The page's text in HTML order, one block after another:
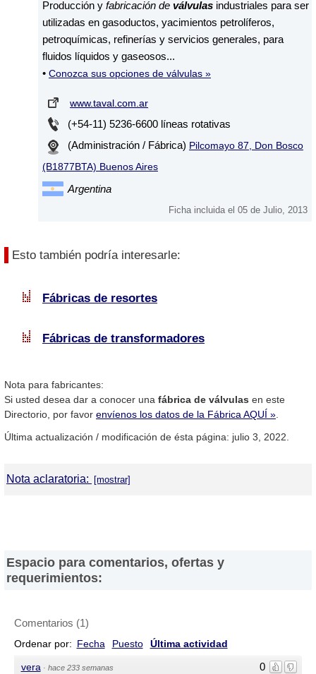
Producción y fabricación de válvulas industriales para ser
utilizadas en gasoductos, yacimientos petrolíferos,
petroquímicas, refinerías y servicios generales, para
fluidos líquidos y gaseosos...
• Conozca sus opciones de válvulas »
www.taval.com.ar
(+54-11) 5236-6600 líneas rotativas
(Administración / Fábrica) Pilcomayo 87, Don Bosco
(B1877BTA) Buenos Aires
Argentina
Ficha incluida el 05 de Julio, 2013
Esto también podría interesarle:
Fábricas de resortes
Fábricas de transformadores
Nota para fabricantes:
Si usted desea dar a conocer una fábrica de válvulas en este
Directorio, por favor envíenos los datos de la Fábrica AQUÍ ».
Última actualización / modificación de ésta página: julio 3, 2022.
Nota aclaratoria:
servicios ofrecidos por éstas. Asimismo, se advierte que las
direcciones, números de teléfono y fax y otros datos de contacto
Espacio para comentarios, ofertas y
requerimientos:
Comentarios (1)
Ordenar por: Fecha Puesto Última actividad
0
vera · hace 233 semanas